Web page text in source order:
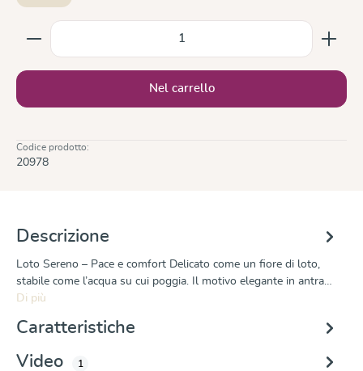
Quantità del prodotto: inserisci la quantità
Nel carrello
Codice prodotto:
20978
Descrizione
Loto Sereno – Pace e comfort Delicato come un fiore di loto,
stabile come l’acqua su cui poggia. Il motivo elegante in antra…
Di più
Caratteristiche
Video
1